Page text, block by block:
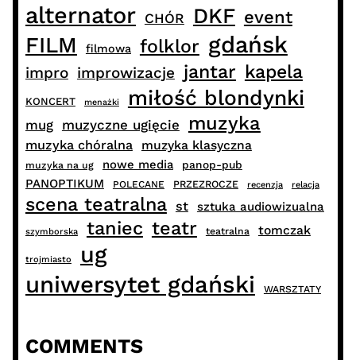
alternator CHÓR DKF event
FILM filmowa folklor gdańsk
impro improwizacje jantar kapela
KONCERT menażki miłość blondynki
mug muzyczne ugięcie muzyka
muzyka chóralna muzyka klasyczna
muzyka na ug nowe media panop-pub
PANOPTIKUM POLECANE PRZEZROCZE recenzja relacja
scena teatralna st sztuka audiowizualna
szymborska taniec teatr teatralna tomczak
trojmiasto
ug
uniwersytet gdański
WARSZTATY
COMMENTS